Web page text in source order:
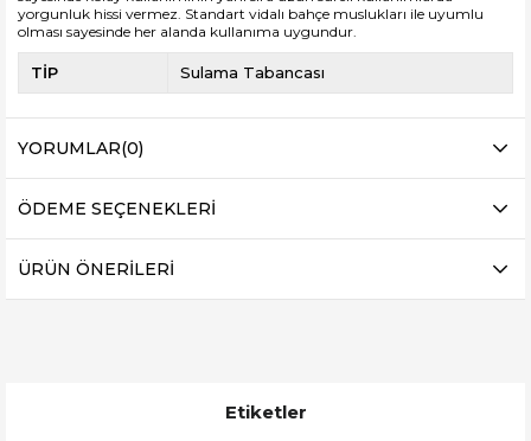
yorgunluk hissi vermez. Standart vidalı bahçe muslukları ile uyumlu
olması sayesinde her alanda kullanıma uygundur.
TİP Sulama Tabancası
YORUMLAR(0)
ÖDEME SEÇENEKLERI
ÜRÜN ÖNERILERI
Etiketler